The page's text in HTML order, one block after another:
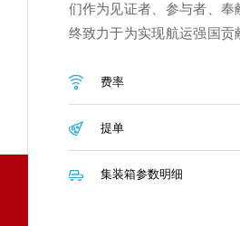
们作为见证者、参与者、奉
终致力于为实现航运强国贡
费率
提单
集装箱参数明细